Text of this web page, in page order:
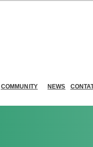
COMMUNITY NEWS